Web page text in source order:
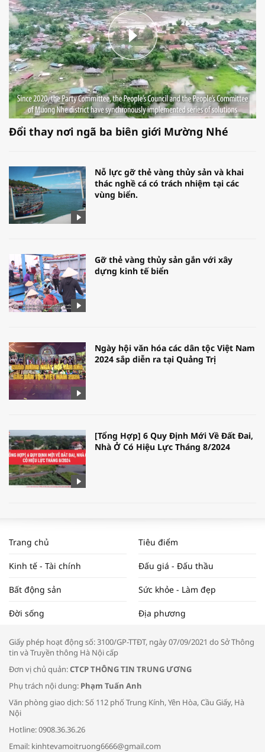
Đổi thay nơi ngã ba biên giới Mường Nhé
Nỗ lực gỡ thẻ vàng thủy sản và khai
thác nghề cá có trách nhiệm tại các
vùng biển.
Gỡ thẻ vàng thủy sản gắn với xây
dựng kinh tế biển
Ngày hội văn hóa các dân tộc Việt Nam
2024 sắp diễn ra tại Quảng Trị
[Tổng Hợp] 6 Quy Định Mới Về Đất Đai,
Nhà Ở Có Hiệu Lực Tháng 8/2024
NAM NĂM 2024 VÀ NĂM 2025 | NHỊP
ĐẬP THỊ TRƯỜNG #62
Tọa đàm “Xúc tiến thương mại: Khơi
Bác sĩ tư vấn cách phòng tránh bệnh
đường hô hấp trong thời tiết giao mùa
Trang chủ Tiêu điểm
Kinh tế - Tài chính Đấu giá - Đấu thầu
Bất động sản Sức khỏe - Làm đẹp
Đời sống Địa phương
Giấy phép hoạt động số: 3100/GP-TTĐT, ngày 07/09/2021 do Sở Thông
tin và Truyền thông Hà Nội cấp
Đơn vị chủ quản:CTCP THÔNG TIN TRUNG ƯƠNG
Phụ trách nội dung: Phạm Tuấn Anh
Văn phòng giao dịch: Số 112 phố Trung Kính, Yên Hòa, Cầu Giấy, Hà
Nội
Hotline: 0908.36.36.26
Email: kinhtevamoitruong6666@gmail.com